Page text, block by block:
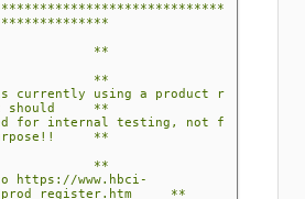
**
is currently using a product r
should **
for internal testing, not f
**
**
https://www.hbci-
prod_register.htm **